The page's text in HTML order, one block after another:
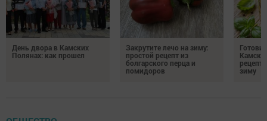
День двора в Камских
Полянах: как прошел
Закрутите лечо на зиму:
простой рецепт из
болгарского перца и
помидоров
зиму